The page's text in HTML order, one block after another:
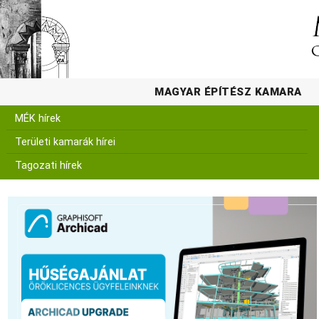
MAGYAR ÉPÍTÉSZ KAMARA
MÉK hírek
Területi kamarák hírei
Tagozati hírek